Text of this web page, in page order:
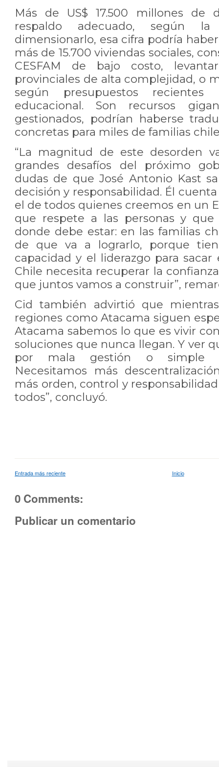
Más de US$ 17.500 millones de
respaldo adecuado, según la
dimensionarlo, esa cifra podría
más de 15.700 viviendas sociales,
CESFAM de bajo costo,
provinciales de alta complejidad, o
según presupuestos recientes
educacional. Son recursos
gestionados, podrían haberse
concretas para miles de familias
“La magnitud de este desorden
grandes desafíos del próximo
dudas de que José Antonio Kast
decisión y responsabilidad. Él
el de todos quienes creemos en un
que respete a las personas y
donde debe estar: en las familias
de que va a lograrlo, porque
capacidad y el liderazgo para sacar
Chile necesita recuperar la
que juntos vamos a construir”,
Cid también advirtió que
regiones como Atacama siguen
Atacama sabemos lo que es vivir
soluciones que nunca llegan. Y ver
por mala gestión o simple
Necesitamos más
más orden, control y
todos”, concluyó.
Entrada más reciente Inicio
0 Comments:
Publicar un comentario